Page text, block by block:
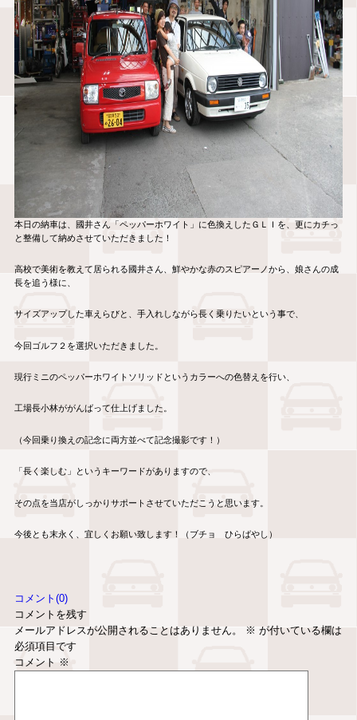
本日の納車は、國井さん「ペッパーホワイト」に色換えしたＧＬＩを、更にカチっ
と整備して納めさせていただきました！
高校で美術を教えて居られる國井さん、鮮やかな赤のスピアーノから、娘さんの成
長を追う様に、
サイズアップした車えらびと、手入れしながら長く乗りたいという事で、
今回ゴルフ２を選択いただきました。
現行ミニのペッパーホワイトソリッドというカラーへの色替えを行い、
工場長小林ががんばって仕上げました。
（今回乗り換えの記念に両方並べて記念撮影です！）
「長く楽しむ」というキーワードがありますので、
その点を当店がしっかりサポートさせていただこうと思います。
今後とも末永く、宜しくお願い致します！（ブチョ ひらばやし）
コメント(0)
コメントを残す
メールアドレスが公開されることはありません。 ※が付いている欄は
必須項目です
コメント ※